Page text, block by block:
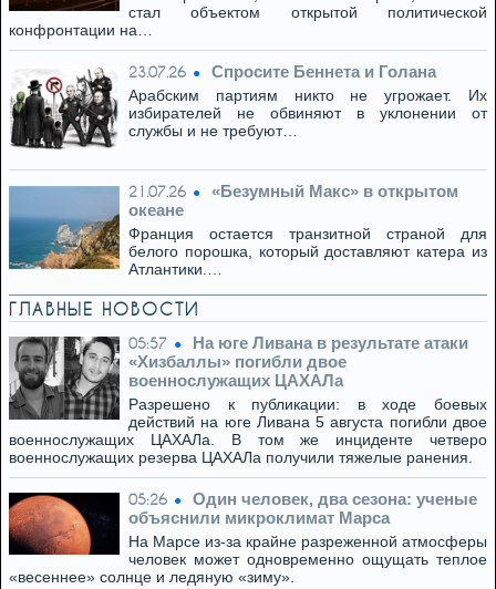
стал объектом открытой политической
конфронтации на…
23.07.26 Спросите Беннета и Голана
Арабским партиям никто не угрожает. Их
избирателей не обвиняют в уклонении от
службы и не требуют…
21.07.26
«Безумный Макс» в открытом
океане
Франция остается транзитной страной для
белого порошка, который доставляют катера из
Атлантики.…
ГЛАВНЫЕ НОВОСТИ
05:57
На юге Ливана в результате атаки
«Хизбаллы» погибли двое
военнослужащих ЦАХАЛа
Разрешено к публикации: в ходе боевых
действий на юге Ливана 5 августа погибли двое
военнослужащих ЦАХАЛа. В том же инциденте четверо
военнослужащих резерва ЦАХАЛа получили тяжелые ранения.
05:26
Один человек, два сезона: ученые
объяснили микроклимат Марса
На Марсе из-за крайне разреженной атмосферы
человек может одновременно ощущать теплое
«весеннее» солнце и ледяную «зиму».